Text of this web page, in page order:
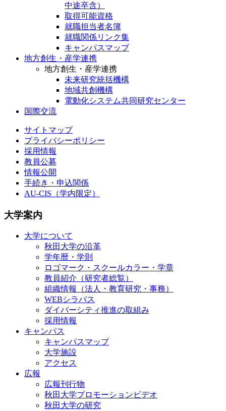
中途卒含）
取得可能資格
就職担当者名簿
就職関係リンク集
キャンパスマップ
地方創生・産学連携
地方創生・産学連携
未来研究統括機構
地域共創機構
電動化システム共同研究センター
国際交流
サイトマップ
プライバシーポリシー
採用情報
教員公募
情報公開
手続き・申込関係
AU-CIS（学内限定）
大学案内
大学について
秋田大学の沿革
学年暦・学則
ロゴマーク・スクールカラー・学章
教員紹介（研究者総覧）
組織情報（法人・教育研究・事務）
WEBシラバス
ダイバーシティ推進の取組み
採用情報
キャンパス
キャンパスマップ
大学施設
アクセス
広報
広報刊行物
秋田大学プロモーションビデオ
秋田大学の研究